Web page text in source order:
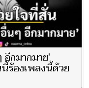
กมากมาย'
ร้องเพลงนี้ด้วย